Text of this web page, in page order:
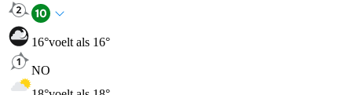
16°voelt als 16°
NO